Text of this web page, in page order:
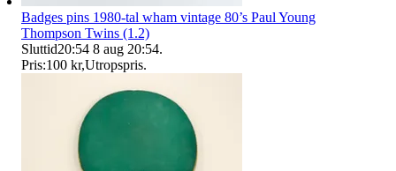
Badges pins 1980-tal wham vintage 80’s Paul Young
Thompson Twins (1.2)
Sluttid20:54 8 aug 20:54.
Pris:100 kr,Utropspris.